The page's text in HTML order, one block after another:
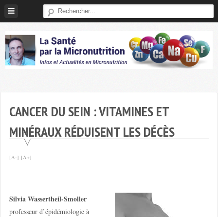
Skip
CANCER DU SEIN : VITAMINES ET
MINÉRAUX RÉDUISENT LES DÉCÈS
[A-] [A+]
Silvia Wassertheil-Smoller
professeur d’épidémiologie à